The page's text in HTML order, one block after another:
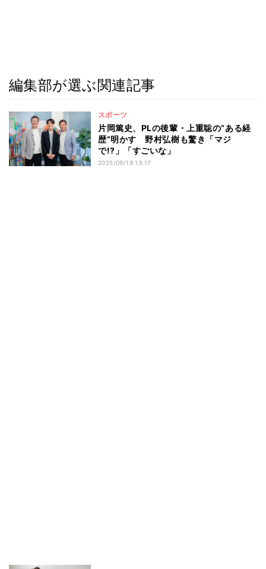
編集部が選ぶ関連記事
スポーツ
片岡篤史、PLの後輩・上重聡の“ある経
歴”明かす 野村弘樹も驚き「マジ
で!?」「すごいな」
2025/09/19 13:17